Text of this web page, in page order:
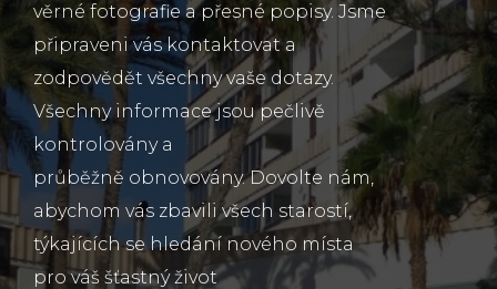
věrné fotografie a přesné popisy. Jsme
připraveni vás kontaktovat a
zodpovědět všechny vaše dotazy.
Všechny informace jsou pečlivě
kontrolovány a
průběžně obnovovány. Dovolte nám,
abychom vás zbavili všech starostí,
týkajících se hledání nového místa
pro váš šťastný život